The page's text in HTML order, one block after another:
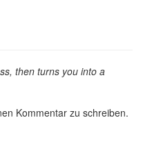
then turns you into a
Kommentar zu schreiben.